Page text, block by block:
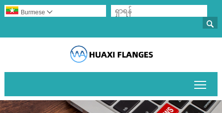

Burmese 